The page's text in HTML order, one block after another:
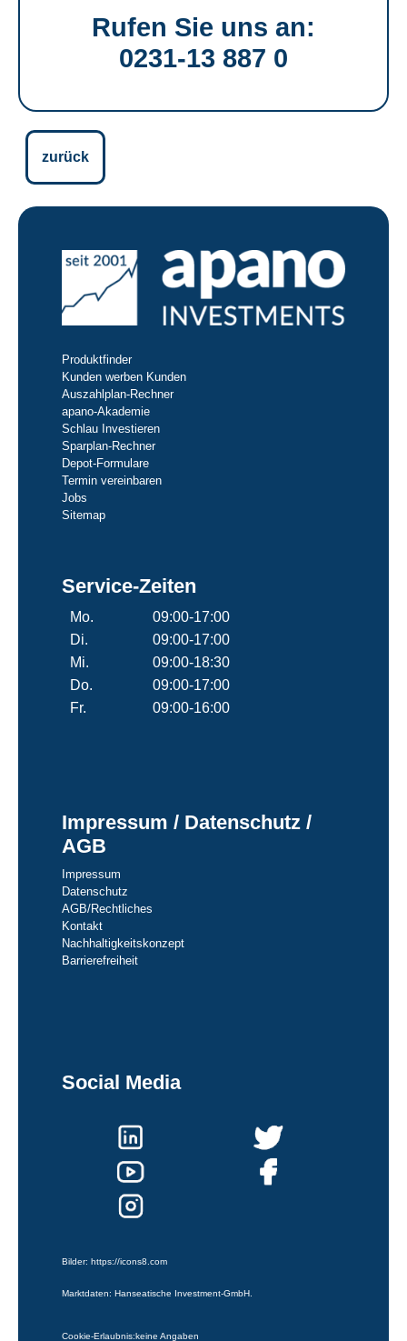
Rufen Sie uns an:
0231-13 887 0
zurück
Produktfinder
Kunden werben Kunden
Auszahlplan-Rechner
apano-Akademie
Schlau Investieren
Sparplan-Rechner
Depot-Formulare
Termin vereinbaren
Jobs
Sitemap
Service-Zeiten
Mo.
09:00-17:00
Di.
09:00-17:00
Mi.
09:00-18:30
Do.
09:00-17:00
Fr.
09:00-16:00
Impressum / Datenschutz /
AGB
Impressum
Datenschutz
AGB/Rechtliches
Kontakt
Nachhaltigkeitskonzept
Barrierefreiheit
Social Media
Bilder: https://icons8.com
Marktdaten: Hanseatische Investment-GmbH.
Cookie-Erlaubnis:keine Angaben